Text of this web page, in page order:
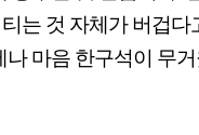
는 것 자체가 버겁다
마음 한구석이 무